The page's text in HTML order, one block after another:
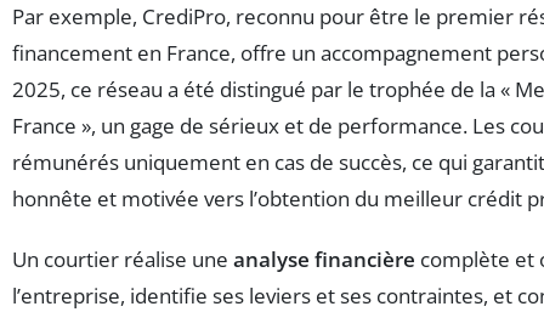
Par exemple, CrediPro, reconnu pour être le premier
financement en France, offre un accompagnement
2025, ce réseau a été distingué par le trophée de la «
France », un gage de sérieux et de performance. Les
rémunérés uniquement en cas de succès, ce qui
honnête et motivée vers l’obtention du meilleur crédit
Un courtier réalise une analyse financière complète et
l’entreprise, identifie ses leviers et ses contraintes, et